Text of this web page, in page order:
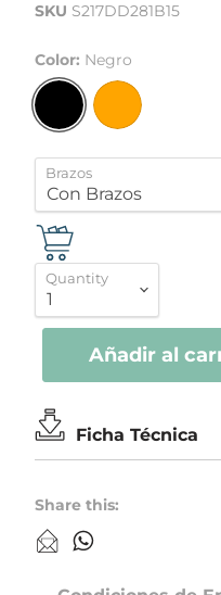
SKU S217DD281B15
Color: Negro
Brazos
Quantity
Añadir al
Ficha Técnica
Share this: